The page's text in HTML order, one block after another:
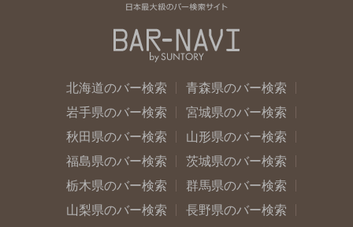
北海道のバー検索
青森県のバー検索
岩手県のバー検索
宮城県のバー検索
秋田県のバー検索
山形県のバー検索
福島県のバー検索
茨城県のバー検索
栃木県のバー検索
群馬県のバー検索
山梨県のバー検索
長野県のバー検索